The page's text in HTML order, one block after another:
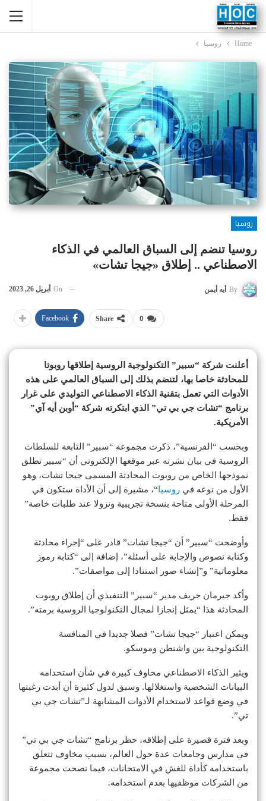
Home روسيا
روسيا
روسيا تنضم إلى السباق العالمي في الذكاء
الاصطناعي .. إطلاق «جيجا تشات»
By أيه أيمن On أبريل 26, 2023
0
Share
Facebook
أعلنت شركة “سبير” التكنولوجية الروسية إطلاقها روبوتا
للمحادثة خاصا بها، لتنضم بذلك إلى السباق العالمي على هذه
الأدوات التي تعمل بتقنية الذكاء الاصطناعي التوليدي على غرار
برنامج “تشات جي بي تي” الذي ابتكرته شركة “أوبن أيه آي”
الأمريكية.
وبحسب “الفرنسية”، ذكرت مجموعة “سبير” التابعة للسلطات
الروسية في بيان نشرته عبر موقعها الإلكتروني أن “سبير تطلق
نموذجها الخاص من روبوت المحادثة المسمى جيجا تشات، وهو
الأول من نوعه في روسيا“، مشيرة إلى أن الأداة ستكون في
المرحلة الأولى متاحة بنسخة تجريبية ونزولا عند طلبات خاصة”
فقط.
وأوضحت “سبير” أن “جيجا تشات” قادر على “إجراء محادثة
وكتابة نصوص والإجابة على أسئلة”، إضافة إلى “كتابة رموز
معلوماتية” و”إنشاء صور استنادا إلى مواصفات”.
وأكد جيرمان جريف مدير “سبير” التنفيذي أن إطلاق روبوت
المحادثة هذا “يمثل إنجازا لمجال التكنولوجيا الروسية برمته”.
ويمكن اعتبار “جيجا تشات” فصلا جديدا في المنافسة
التكنولوجية بين واشنطن وموسكو.
ويثير الذكاء الاصطناعي مخاوف كبيرة في شأن استخدامه
البيانات الشخصية واستغلالها. وسبق لدول كثيرة أن أبدت رغبتها
في وضع قواعد لاستخدام الأدوات المشابهة لـ”تشات جي بي
تي”.
وبعد فترة قصيرة على إطلاقه، حظر برنامج “تشات جي بي تي”
في مدارس وجامعات عدة حول العالم، بسبب مخاوف تتعلق
باستخدامه كأداة للغش في الامتحانات، فيما نصحت مجموعة
من الشركات موظفيها بعدم استخدامه.